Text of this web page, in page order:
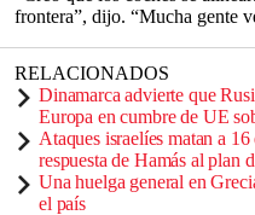
frontera”, dijo. “Mucha gente
RELACIONADOS
Dinamarca advierte que
Europa en cumbre de UE
Ataques israelíes matan a
respuesta de Hamás al plan
Una huelga general en
el país